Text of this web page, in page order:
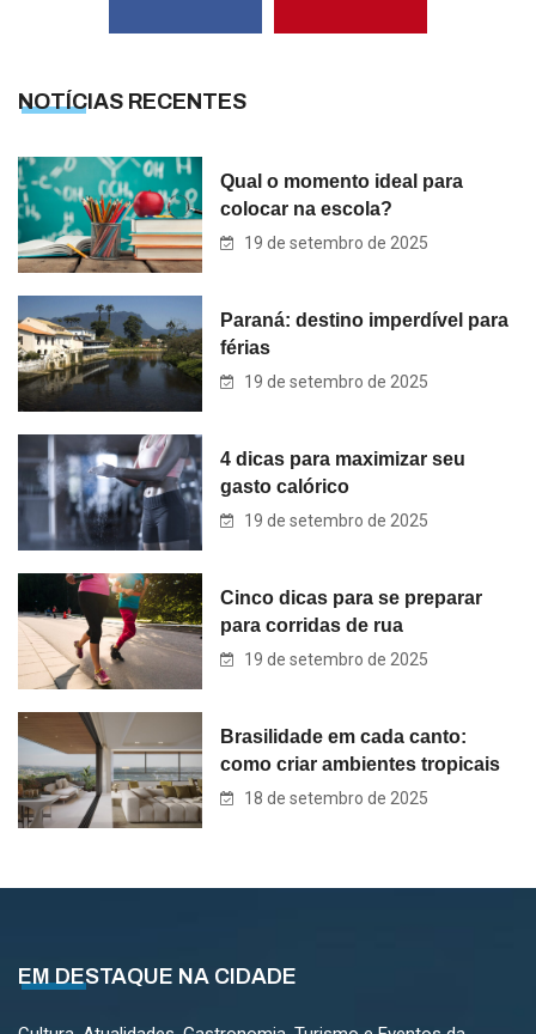
NOTÍCIAS RECENTES
Qual o momento ideal para
colocar na escola?
19 de setembro de 2025
Paraná: destino imperdível para
férias
19 de setembro de 2025
4 dicas para maximizar seu
gasto calórico
19 de setembro de 2025
Cinco dicas para se preparar
para corridas de rua
19 de setembro de 2025
Brasilidade em cada canto:
como criar ambientes tropicais
18 de setembro de 2025
EM DESTAQUE NA CIDADE